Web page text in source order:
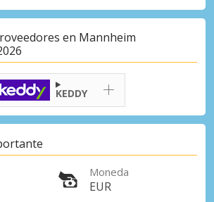
en Mannheim
KEDDY
Moneda
EUR